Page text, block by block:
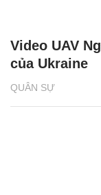
QUÂN SỰ
Video UAV
của Ukraine